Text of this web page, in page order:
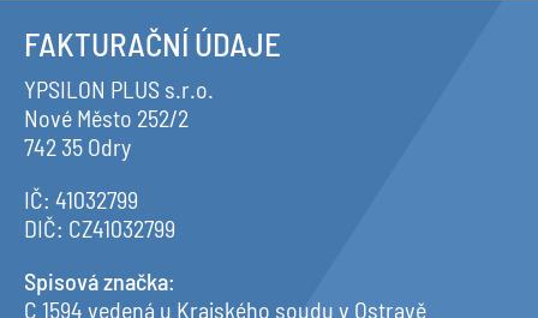
FAKTURAČNÍ ÚDAJE
YPSILON PLUS s.r.o.
Nové Město 252/2
742 35 Odry
IČ: 41032799
DIČ: CZ41032799
Spisová značka:
C 1594 vedená u Krajského soudu v Ostravě